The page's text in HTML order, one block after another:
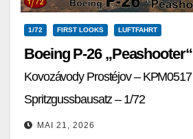
1/72 FIRST LOOKS LUFTFAHRT
Boeing P-26
Kovozávody Prostéjov –
Spritzgussbausatz – 1/72
MAI 21, 2026